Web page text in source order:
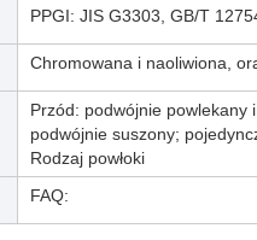
PPGI: JIS G3303, GB/T
Chromowana i naoliwiona,
Przód: podwójnie powlekany
podwójnie suszony;
Rodzaj powłoki
FAQ: